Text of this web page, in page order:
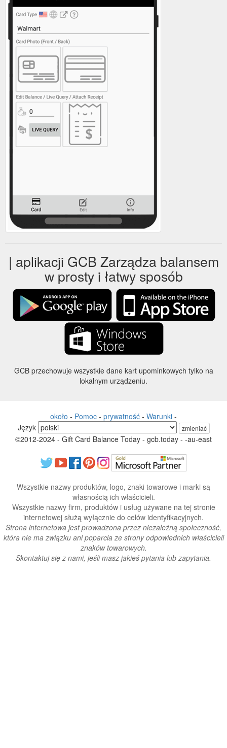
| aplikacji GCB Zarządza balansem
w prosty i łatwy sposób
GCB przechowuje wszystkie dane kart upominkowych tylko na
lokalnym urządzeniu.
około - Pomoc - prywatność - Warunki -
Język
zmieniać
©2012-2024 - Gift Card Balance Today - gcb.today - -au-east
Wszystkie nazwy produktów, logo, znaki towarowe i marki są
własnością ich właścicieli.
Wszystkie nazwy firm, produktów i usług używane na tej stronie
internetowej służą wyłącznie do celów identyfikacyjnych.
Strona internetowa jest prowadzona przez niezależną społeczność,
która nie ma związku ani poparcia ze strony odpowiednich właścicieli
znaków towarowych.
Skontaktuj się z nami, jeśli masz jakieś pytania lub zapytania.